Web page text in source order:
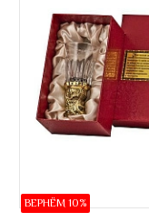
ВЕРНЁМ 10%